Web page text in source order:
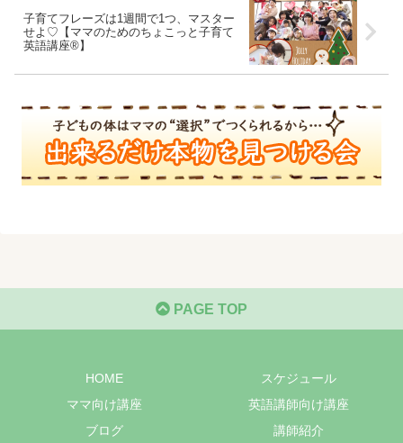
子育てフレーズは1週間で1つ、マスター
せよ♡【ママのためのちょこっと子育て
英語講座®】
PAGE TOP
HOME
スケジュール
ママ向け講座
英語講師向け講座
ブログ
講師紹介